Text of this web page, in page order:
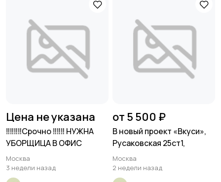
Цена не указана
‼️‼️‼️‼️Срочно ‼️‼️‼️ НУЖНА
УБОРЩИЦА В ОФИС
Москва
3 недели назад
от 5 500 ₽
В новый проект «Вкуси»,
Русаковская 25ст1,
Москва
2 недели назад